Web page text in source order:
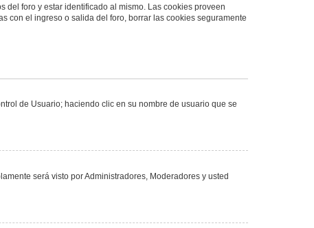
del foro y estar identificado al mismo. Las cookies proveen
con el ingreso o salida del foro, borrar las cookies seguramente
de Usuario; haciendo clic en su nombre de usuario que se
será visto por Administradores, Moderadores y usted